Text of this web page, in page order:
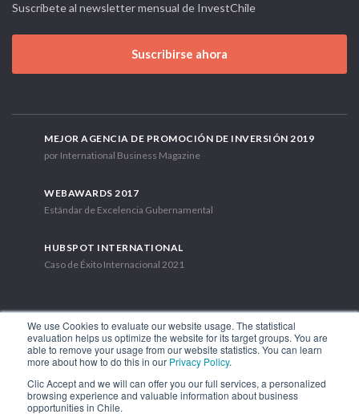
We use Cookies to evaluate our website usage. The statistical
evaluation helps us optimize the website for its target groups. You are
able to remove your usage from our website statistics. You can learn
more about how to do this in our Privacy Policy.
Clic Accept and we will can offer you our full services, a personalized
browsing experience and valuable information about business
opportunities in Chile.
Suscríbete al newsletter mensual de InvestChile
Suscribirse ahora
MEJOR AGENCIA DE PROMOCIÓN DE INVERSIÓN 2019
por International Business Magazine
WEBAWARDS 2017
Estándar de Excelencia Gubernamental
HUBSPOT INTERNATIONAL
Caso de Éxito Internacional 2021
Av. Libertador Bernardo O'Higgins 1449, Torre 7, Piso 15. Santiago,
Teléfono: (56-2) 2663 9211
SÍGUENOS